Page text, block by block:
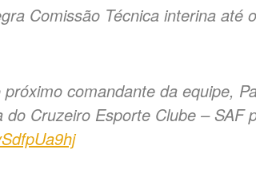
Comissão Técnica interina até
comandante da equipe,
Cruzeiro Esporte Clube – SAF